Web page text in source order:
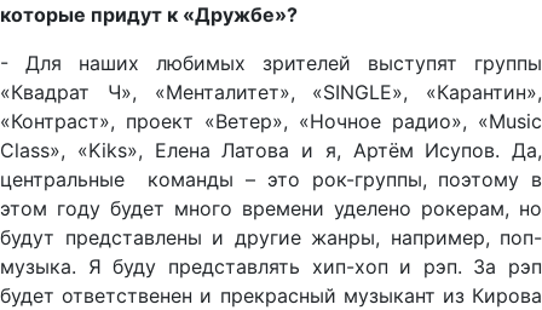
которые придут к «Дружбе»?
- Для наших любимых зрителей выступят группы
«Квадрат Ч», «Менталитет», «SINGLE», «Карантин»,
«Контраст», проект «Ветер», «Ночное радио», «Music
Class», «Kiks», Елена Латова и я, Артём Исупов. Да,
центральные команды – это рок-группы, поэтому в
этом году будет много времени уделено рокерам, но
будут представлены и другие жанры, например, поп-
музыка. Я буду представлять хип-хоп и рэп. За рэп
будет ответственен и прекрасный музыкант из Кирова